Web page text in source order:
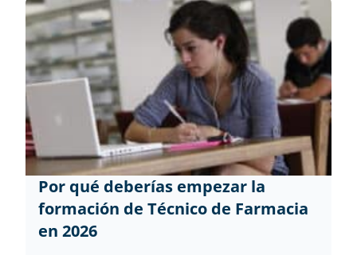
Por qué deberías empezar la
formación de Técnico de Farmacia
en 2026